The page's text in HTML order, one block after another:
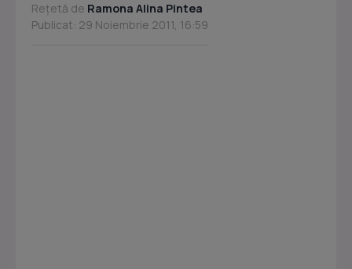
Rețetă de Ramona Alina Pintea
Publicat: 29 Noiembrie 2011, 16:59